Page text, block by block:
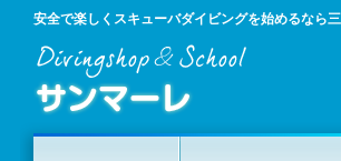
安全で楽しくスキューバダイビングを始めるなら